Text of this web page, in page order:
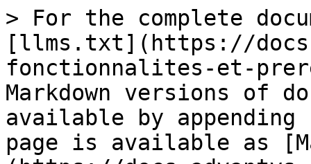
> For the complete
[llms.txt](https://
fonctionnalites-et-
Markdown versions of
available by
page is available as